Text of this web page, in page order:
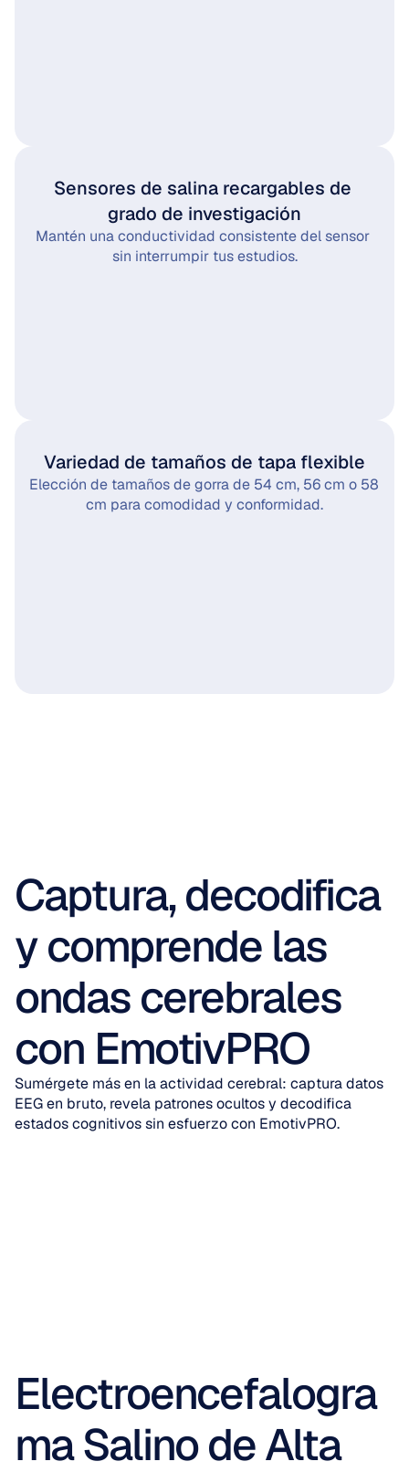
Sensores de salina recargables de
grado de investigación
Mantén una conductividad consistente del sensor
sin interrumpir tus estudios.
Variedad de tamaños de tapa flexible
Elección de tamaños de gorra de 54 cm, 56 cm o 58
cm para comodidad y conformidad.
Captura, decodifica
y comprende las
ondas cerebrales
con EmotivPRO
Sumérgete más en la actividad cerebral: captura datos
EEG en bruto, revela patrones ocultos y decodifica
estados cognitivos sin esfuerzo con EmotivPRO.
Electroencefalogra
ma Salino de Alta